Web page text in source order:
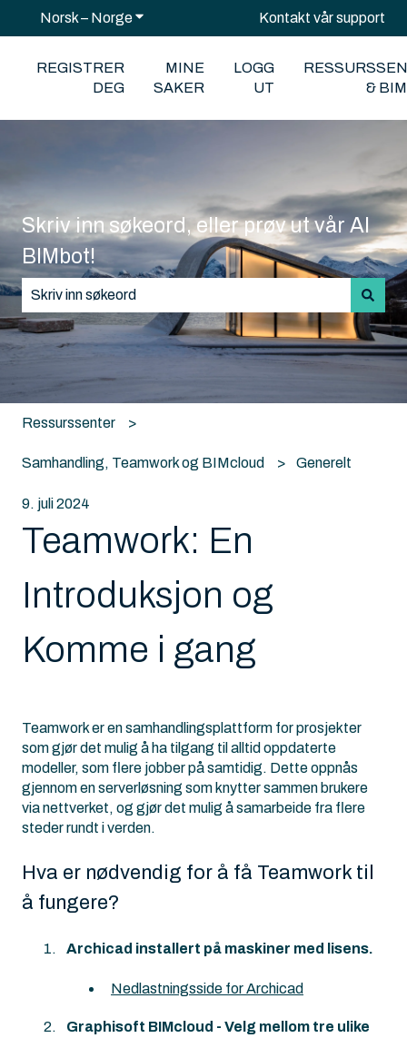
Norsk – NorgeVis undermeny for oversettelser
Kontakt vår support
REGISTRER
DEG
MINE
SAKER
LOGG
UT
&
Skriv inn søkeord, eller prøv ut vår AI
BIMbot!
Det finnes ingen forslag fordi søkefeltet er tomt.
Ressurssenter
Samhandling, Teamwork og BIMcloud Generelt
9. juli 2024
Teamwork: En
Introduksjon og
Komme i gang
Teamwork er en samhandlingsplattform for prosjekter
som gjør det mulig å ha tilgang til alltid oppdaterte
modeller, som flere jobber på samtidig. Dette oppnås
gjennom en serverløsning som knytter sammen brukere
via nettverket, og gjør det mulig å samarbeide fra flere
steder rundt i verden.
Hva er nødvendig for å få Teamwork til
å fungere?
Archicad installert på maskiner med lisens.
Nedlastningsside for Archicad
Graphisoft BIMcloud - Velg mellom tre ulike